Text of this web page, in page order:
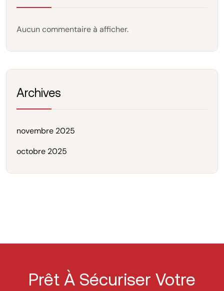
Aucun commentaire à afficher.
Archives
novembre 2025
octobre 2025
Prêt À Sécuriser Votre